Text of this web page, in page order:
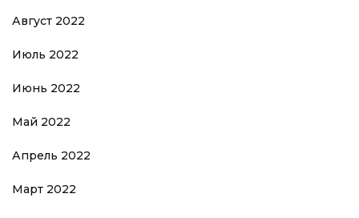
Август 2022
Июль 2022
Июнь 2022
Май 2022
Апрель 2022
Март 2022